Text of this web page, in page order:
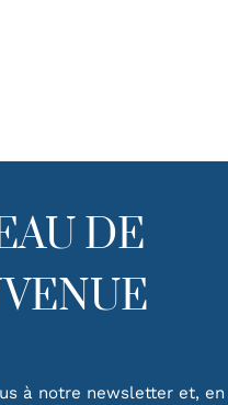
DE
à notre newsletter et,